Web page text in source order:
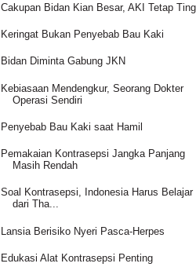
Cakupan Bidan Kian Besar, AKI Tetap
Keringat Bukan Penyebab Bau Kaki
Bidan Diminta Gabung JKN
Kebiasaan Mendengkur, Seorang Dokter
Operasi Sendiri
Penyebab Bau Kaki saat Hamil
Pemakaian Kontrasepsi Jangka Panjang
Masih Rendah
Soal Kontrasepsi, Indonesia Harus Belajar
dari Tha...
Lansia Berisiko Nyeri Pasca-Herpes
Edukasi Alat Kontrasepsi Penting